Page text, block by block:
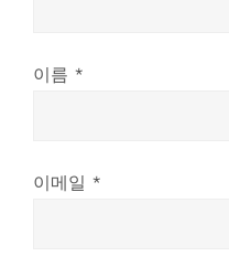
이름 *
이메일 *